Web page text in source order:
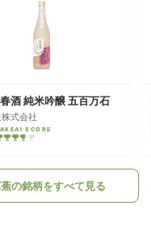
酒 純米吟醸 五百万石
式会社
SCORE
の銘柄をすべて見る